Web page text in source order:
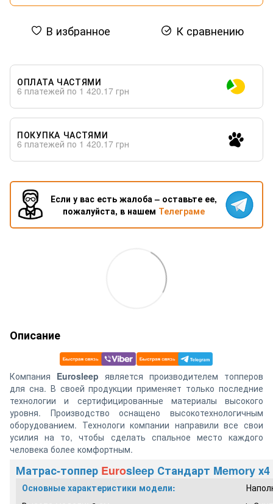
В избранное К сравнению
ОПЛАТА ЧАСТЯМИ
6 платежей по 1 420.17 грн
ПОКУПКА ЧАСТЯМИ
6 платежей по 1 420.17 грн
Если у вас есть жалоба – оставьте ее,
пожалуйста, в нашем Телеграме
Описание
Компания Eurosleep является производителем топперов
для сна. В своей продукции применяет только последние
технологии и сертифицированные материалы высокого
уровня. Производство оснащено высокотехнологичным
оборудованием. Технологи компании направили все свои
усилия на то, чтобы сделать спальное место каждого
человека более комфортным.
Матрас-топпер Eurosleep Стандарт Memory х4
Основные характеристики модели: